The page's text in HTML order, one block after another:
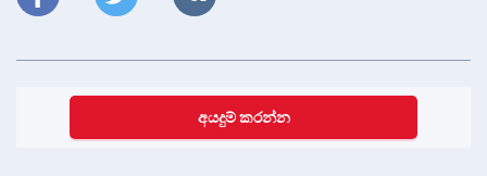
අයදුම් කරන්න